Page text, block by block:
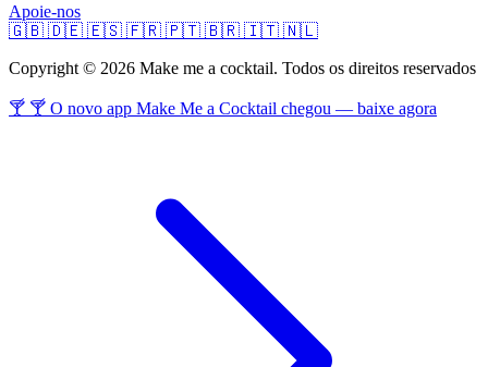
Apoie-nos
🇬🇧 🇩🇪 🇪🇸 🇫🇷 🇵🇹 🇧🇷 🇮🇹 🇳🇱
Copyright © 2026 Make me a cocktail. Todos os direitos reservados
🍸 🍸 O novo app Make Me a Cocktail chegou — baixe agora